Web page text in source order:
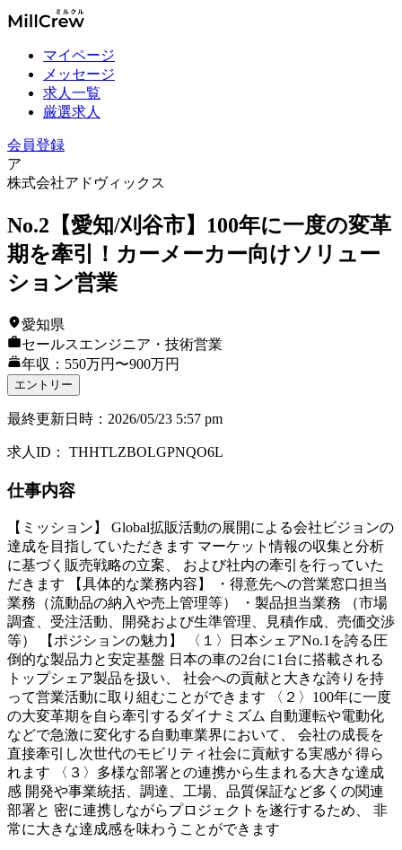
マイページ
メッセージ
求人一覧
厳選求人
会員登録
ア
株式会社アドヴィックス
No.2【愛知/刈谷市】100年に一度の変革
期を牽引！カーメーカー向けソリュー
ション営業
愛知県
セールスエンジニア・技術営業
年収：550万円〜900万円
エントリー
最終更新日時 ： 2026/05/23 5:57 pm
求人ID ： THHTLZBOLGPNQO6L
仕事内容
【ミッション】 Global拡販活動の展開による会社ビジョンの
達成を目指していただきます マーケット情報の収集と分析
に基づく販売戦略の立案、 および社内の牽引を行っていた
だきます 【具体的な業務内容】 ・得意先への営業窓口担当
業務（流動品の納入や売上管理等） ・製品担当業務 （市場
調査、受注活動、開発および生準管理、見積作成、売価交渉
等） 【ポジションの魅力】 〈１〉日本シェアNo.1を誇る圧
倒的な製品力と安定基盤 日本の車の2台に1台に搭載される
トップシェア製品を扱い、 社会への貢献と大きな誇りを持
って営業活動に取り組むことができます 〈２〉100年に一度
の大変革期を自ら牽引するダイナミズム 自動運転や電動化
などで急激に変化する自動車業界において、 会社の成長を
直接牽引し次世代のモビリティ社会に貢献する実感が 得ら
れます 〈３〉多様な部署との連携から生まれる大きな達成
感 開発や事業統括、調達、工場、品質保証など多くの関連
部署と 密に連携しながらプロジェクトを遂行するため、 非
常に大きな達成感を味わうことができます